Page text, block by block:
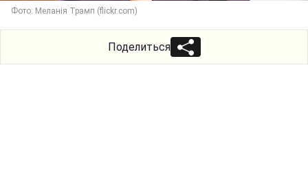
Фото: Меланія Трамп (flickr.com)
Поделиться